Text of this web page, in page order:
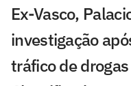
Ex-Vasco,
investigação
tráfico de drogas